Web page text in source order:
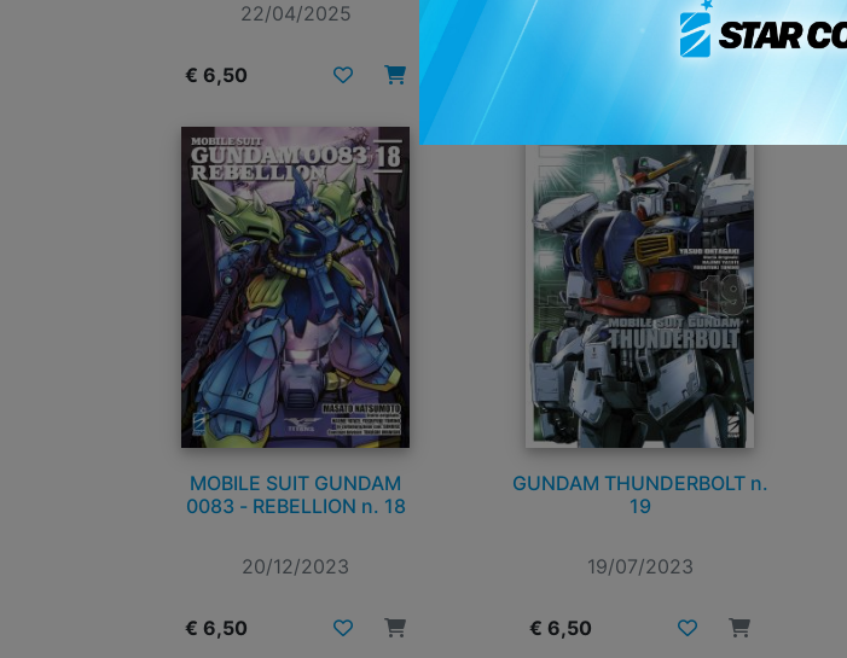
22/04/2025
€ 6,50
26/11/2024
MOBILE SUIT GUNDAM
0083 - REBELLION n. 18
20/12/2023
€ 6,50
GUNDAM THUNDERBOLT n.
19
19/07/2023
€ 6,50